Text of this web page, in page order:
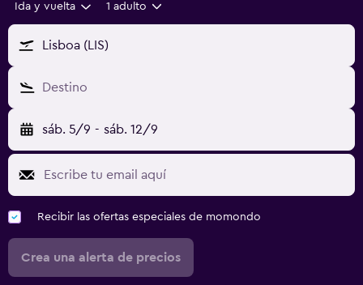
Ida y vuelta 1 adulto
Lisboa (LIS)
Destino
sáb. 5/9 - sáb. 12/9
Recibir las ofertas especiales de momondo
Crea una alerta de precios